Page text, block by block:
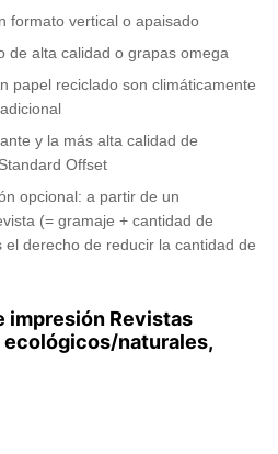
formato vertical o apaisado
de alta calidad o grapas omega
papel reciclado son climáticamente
y la más alta calidad de
Offset
opcional: a partir de un
(= gramaje + cantidad de
derecho de reducir la cantidad de
impresión Revistas
ecológicos/naturales,